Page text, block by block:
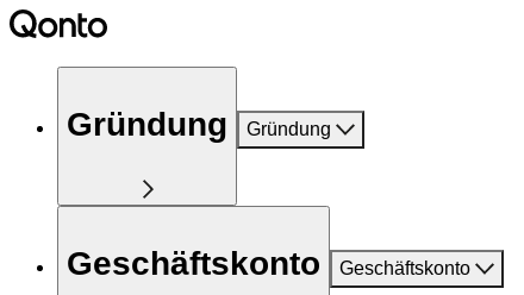
Gründung Gründung
Geschäftskonto Geschäftskonto